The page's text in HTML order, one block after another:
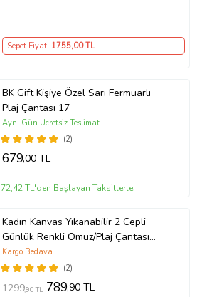
Sepet Fiyatı 1755,00 TL
BK Gift Kişiye Özel Sarı Fermuarlı
Plaj Çantası 17
(2)
Aynı Gün Ücretsiz Teslimat
679,00 TL
72,42 TL'den Başlayan Taksitlerle
Kadın Kanvas Yıkanabilir 2 Cepli
Günlük Renkli Omuz/Plaj Çantası
(Yeşil-Beyaz)
(2)
Kargo Bedava
1299,90 TL 789,90 TL